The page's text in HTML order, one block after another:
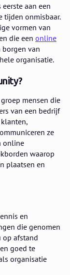
aan een
tijden onmisbaar.
vormen van
die een online
van
organisatie.
mensen die
van een bedrijf
ze
online
waarop
plaatsen en
en
die genomen
op afstand
goed te
organisatie